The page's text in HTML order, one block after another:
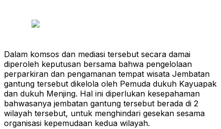
Dalam komsos dan mediasi tersebut secara damai
diperoleh keputusan bersama bahwa pengelolaan
perparkiran dan pengamanan tempat wisata Jembatan
gantung tersebut dikelola oleh Pemuda dukuh Kayuapak
dan dukuh Menjing. Hal ini diperlukan kesepahaman
bahwasanya jembatan gantung tersebut berada di 2
wilayah tersebut, untuk menghindari gesekan sesama
organisasi kepemudaan kedua wilayah.